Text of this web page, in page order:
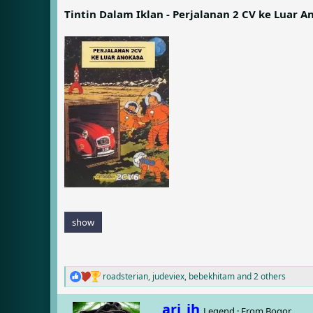
e
a
s
t
r
t
e
r
r
t
a
t
e
Tintin Dalam Iklan - Perjalanan 2 CV ke Luar
show
R
e
a
roadsterian, judeviex, bebekhitamand 2 others
W
ari_jh